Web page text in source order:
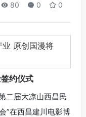
80 0 0
约仪式
二届大凉山西昌民
”在西昌建川电影博